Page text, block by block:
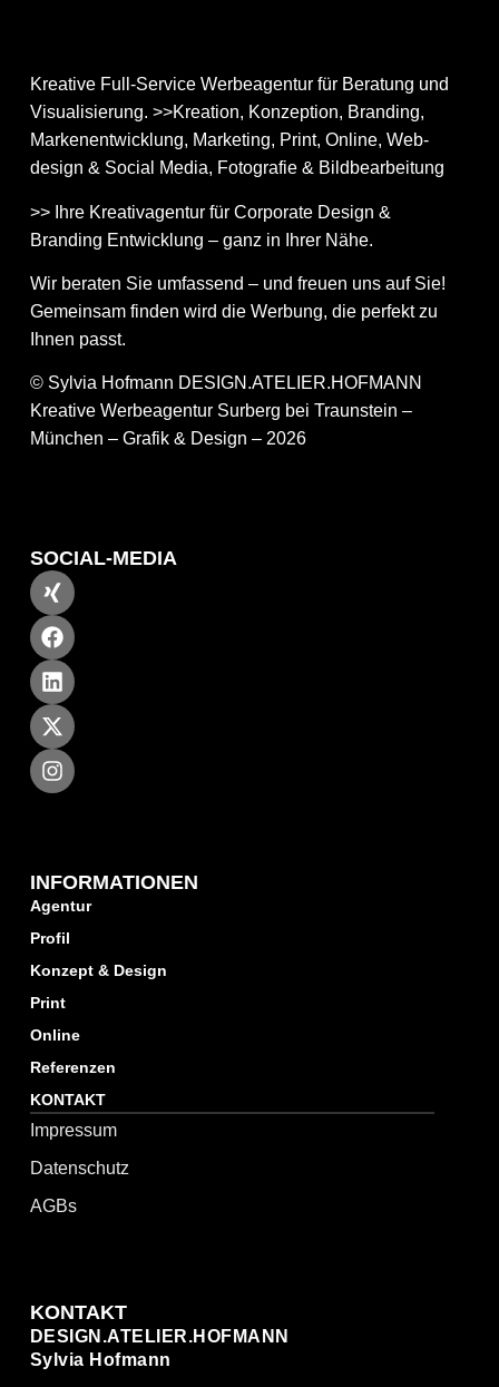
Kreative Full-Service Werbeagentur für Beratung und
Visualisierung. >>Kreation, Konzeption, Branding,
Markenentwicklung, Marketing, Print, Online, Web­
design & Social Media, Fotografie & Bildbear­bei­tung
>> Ihre Kreativagentur für Corporate Design &
Branding Entwicklung – ganz in Ihrer Nähe.
Wir beraten Sie umfassend – und freuen uns auf Sie!
Gemeinsam finden wird die Werbung, die perfekt zu
Ihnen passt.
© Sylvia Hofmann DESIGN.ATELIER.HOFMANN
Kreative Werbeagentur Surberg bei Traunstein –
München – Grafik & Design – 2026
INFORMATIONEN
Agentur
Profil
Konzept & Design
Print
Online
Referenzen
KONTAKT
Impressum
Datenschutz
AGBs
KONTAKT
DESIGN.ATELIER.HOFMANN
Sylvia Hofmann
SOCIAL-MEDIA